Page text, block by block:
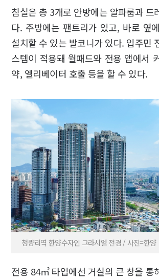
침실은 총 3개로 안방에는 알파룸과 드
다. 주방에는 팬트리가 있고, 바로 옆
설치할 수 있는 발코니가 있다. 입주민
스템이 적용돼 월패드와 전용 앱에서
약, 엘리베이터 호출 등을 할 수 있다.
청량리역 한양수자인 그라시엘 전경 / 사진=한양
전용 84㎡ 타입에선 거실의 큰 창을 통